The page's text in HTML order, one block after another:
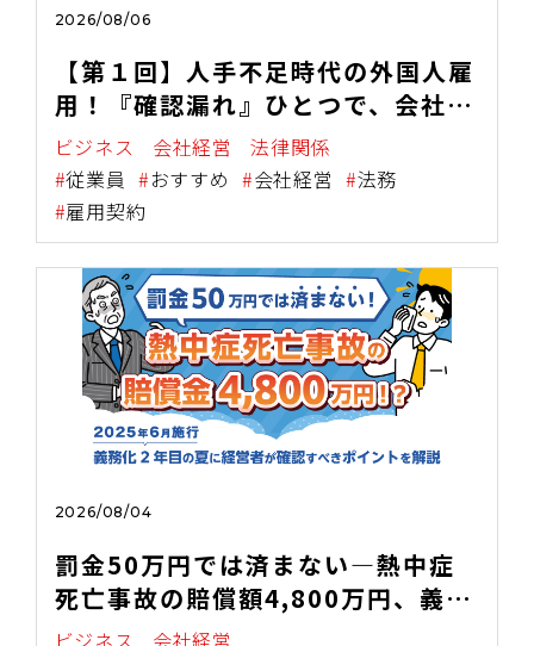
2026/08/06
【第１回】人手不足時代の外国人雇
用！『確認漏れ』ひとつで、会社を
失うかも！？
ビジネス 会社経営
法律関係
従業員
おすすめ 会社経営
法務
雇用契約
2026/08/04
罰金50万円では済まない―熱中症
死亡事故の賠償額4,800万円、義務
化2年目の夏に経営者が確認すべき
ビジネス
会社経営